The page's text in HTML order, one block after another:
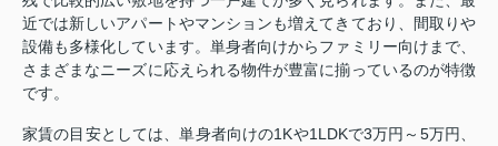
近では新しいアパートやマンションも増えてきており、間取りや
設備も多様化しています。単身者向けからファミリー向けまで、
さまざまなニーズに応えられる物件が豊富に揃っているのが特徴
です。
家賃の目安としては、単身者向けの1Kや1LDKで3万円～5万円、